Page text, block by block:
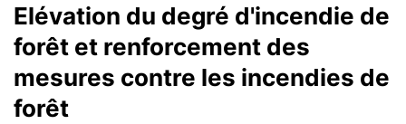
Elévation du degré d'incendie de
forêt et renforcement des
mesures contre les incendies de
forêt